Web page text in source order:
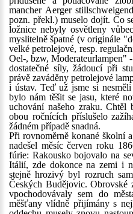
mancher Aerger
pozn. překl.) muselo dojít. Co
ložnice nebyly osvětleny
myslitelně špatné (v originále
velké petrolejové, resp.
Oel-, bzw, Moderateurlampen"
dostatečné síly, žádoucí při
právě zaváděny petrolejové
i ústav. Teď už jsme si nesměli
bylo nám těšit se jasu, které
uchování našeho zraku.
obou ročnících příslušelo
žádném případě snadná.
Při rovnoměrně konané školní
nadešel měsíc červen roku
fúrie: Rakousko bojovalo na
Itálií, zde dokonce na zemi i
stejně hrozivý byl rozruch
Českých Budějovic. Obrovské
vpochodovávaly sem do
měšťany vlídně přijímány s